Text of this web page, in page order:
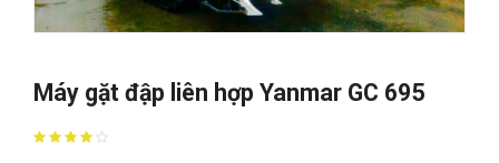
Máy gặt đập liên hợp Yanmar GC 695